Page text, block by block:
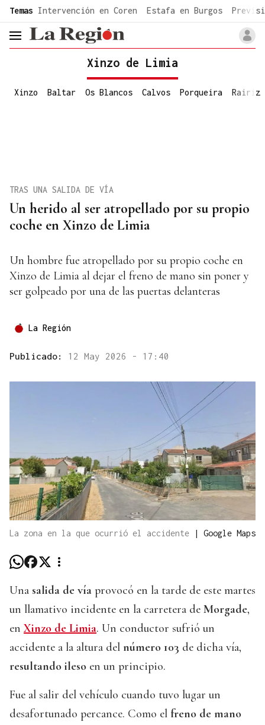
common.go-to-content
Temas Intervención en Coren Estafa en Burgos
header.menu.open
Xinzo de Limia
Xinzo Baltar Os Blancos Calvos Porqueira Rairiz
Un herido al ser atropellado por su propio
coche en Xinzo de Limia
TRAS UNA SALIDA DE VÍA
Un hombre fue atropellado por su propio coche en
Xinzo de Limia al dejar el freno de mano sin poner y
ser golpeado por una de las puertas delanteras
La Región
Publicado: 12 May 2026 - 17:40
La zona en la que ocurrió el accidente | Google Maps
Una salida de vía provocó en la tarde de este martes
un llamativo incidente en la carretera de Morgade,
en Xinzo de Limia. Un conductor sufrió un
accidente a la altura del número 103 de dicha vía,
resultando ileso en un principio.
Fue al salir del vehículo cuando tuvo lugar un
desafortunado percance. Como el freno de mano